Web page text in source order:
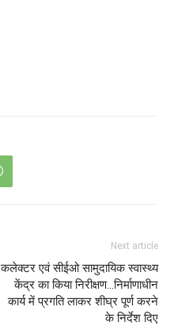
Next article
कलेक्टर एवं सीईओ सामुदायिक स्वास्थ्य
केंद्र का किया निरीक्षण...निर्माणाधीन
कार्य में प्रगति लाकर शीघ्र पूर्ण करने
के निर्देश दिए